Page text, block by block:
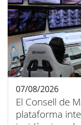
El Consell de
plataforma
07/08/2026